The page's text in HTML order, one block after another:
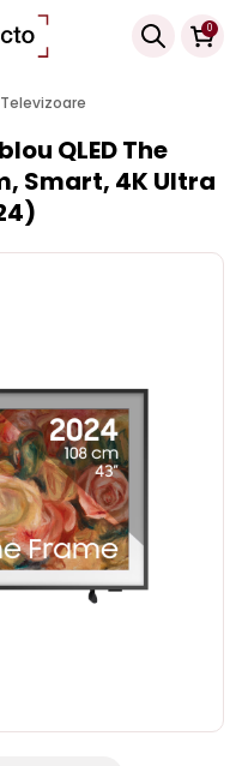
0
Products
search
Televizoare
QLED The
Smart, 4K Ultra